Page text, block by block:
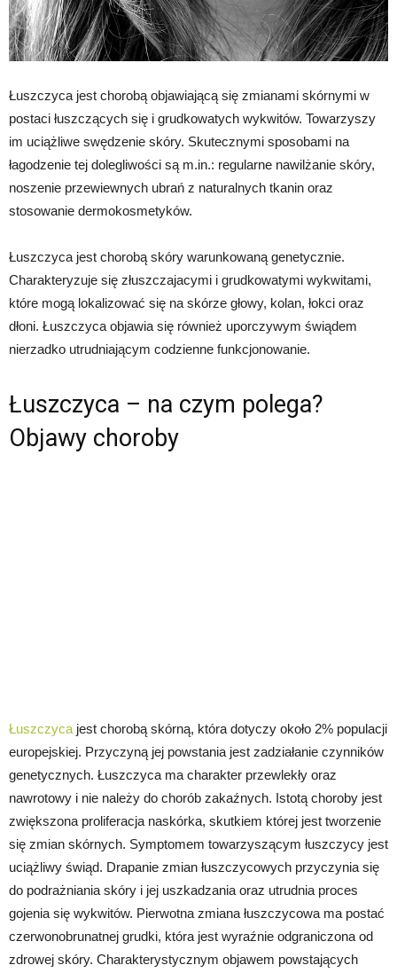
Łuszczyca jest chorobą objawiającą się zmianami skórnymi w
postaci łuszczących się i grudkowatych wykwitów. Towarzyszy
im uciążliwe swędzenie skóry. Skutecznymi sposobami na
łagodzenie tej dolegliwości są m.in.: regularne nawilżanie skóry,
noszenie przewiewnych ubrań z naturalnych tkanin oraz
stosowanie dermokosmetyków.
Łuszczyca jest chorobą skóry warunkowaną genetycznie.
Charakteryzuje się złuszczajacymi i grudkowatymi wykwitami,
które mogą lokalizować się na skórze głowy, kolan, łokci oraz
dłoni. Łuszczyca objawia się również uporczywym świądem
nierzadko utrudniającym codzienne funkcjonowanie.
Łuszczyca – na czym polega?
Objawy choroby
Łuszczyca jest chorobą skórną, która dotyczy około 2% populacji
europejskiej. Przyczyną jej powstania jest zadziałanie czynników
genetycznych. Łuszczyca ma charakter przewlekły oraz
nawrotowy i nie należy do chorób zakaźnych. Istotą choroby jest
zwiększona proliferacja naskórka, skutkiem której jest tworzenie
się zmian skórnych. Symptomem towarzyszącym łuszczycy jest
uciążliwy świąd. Drapanie zmian łuszczycowych przyczynia się
do podrażniania skóry i jej uszkadzania oraz utrudnia proces
gojenia się wykwitów. Pierwotna zmiana łuszczycowa ma postać
czerwonobrunatnej grudki, która jest wyraźnie odgraniczona od
zdrowej skóry. Charakterystycznym objawem powstających